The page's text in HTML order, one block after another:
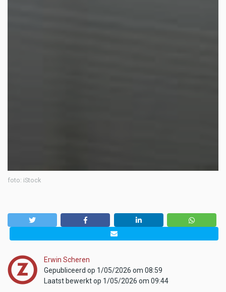
foto: iStock
Erwin Scheren
Gepubliceerd op 1/05/2026 om 08:59
Laatst bewerkt op 1/05/2026 om 09:44